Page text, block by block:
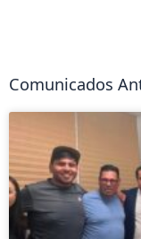
Comunicados